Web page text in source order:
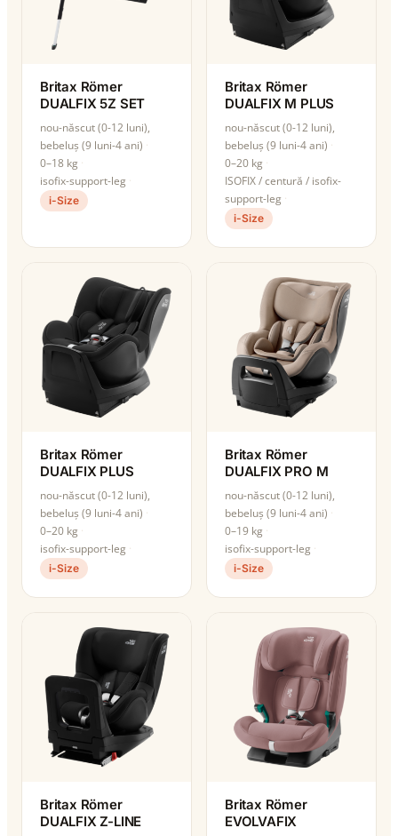
Britax Römer
DUALFIX 5Z SET
nou-născut (0-12 luni),
bebeluș (9 luni-4 ani)
0–18 kg
isofix-support-leg
i-Size
Britax Römer
DUALFIX M PLUS
nou-născut (0-12 luni),
bebeluș (9 luni-4 ani)
0–20 kg
ISOFIX / centură / isofix-
support-leg
i-Size
Britax Römer
DUALFIX PLUS
nou-născut (0-12 luni),
bebeluș (9 luni-4 ani)
0–20 kg
isofix-support-leg
i-Size
Britax Römer
DUALFIX PRO M
nou-născut (0-12 luni),
bebeluș (9 luni-4 ani)
0–19 kg
isofix-support-leg
i-Size
Britax Römer
DUALFIX Z-LINE
Britax Römer
EVOLVAFIX